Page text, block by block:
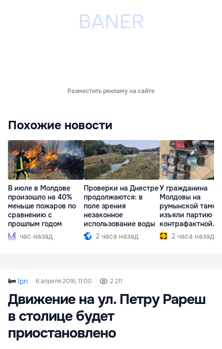
Разместить рекламу на сайте
Похожие новости
В июле в Молдове
произошло на 40%
меньше пожаров по
сравнению с
прошлым годом
час назад
Проверки на Днестре
продолжаются: в
поле зрения
незаконное
использование воды
2 часа назад
У гражданина
Молдовы на
румынской
изъяли партию
контрафактной
одежды
2 часа назад
Ipn 6 апреля 2016, 11:00 2 211
Движение на ул. Петру Рареш
в столице будет
приостановлено